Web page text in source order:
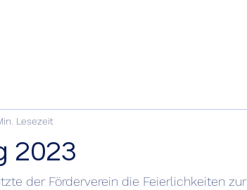
2023
Lesezeit
der Förderverein die Feierlichkeiten zur